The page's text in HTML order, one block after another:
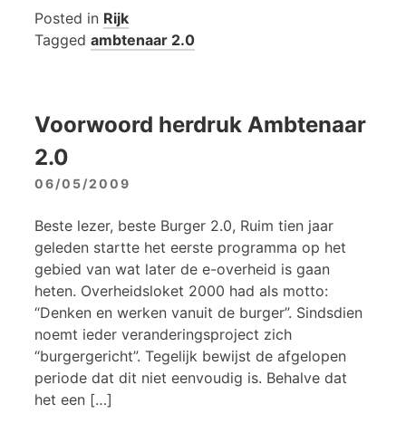
Posted in Rijk
Tagged ambtenaar 2.0
Voorwoord herdruk Ambtenaar
2.0
06/05/2009
Beste lezer, beste Burger 2.0, Ruim tien jaar
geleden startte het eerste programma op het
gebied van wat later de e-overheid is gaan
heten. Overheidsloket 2000 had als motto:
“Denken en werken vanuit de burger”. Sindsdien
noemt ieder veranderingsproject zich
“burgergericht”. Tegelijk bewijst de afgelopen
periode dat dit niet eenvoudig is. Behalve dat
het een […]